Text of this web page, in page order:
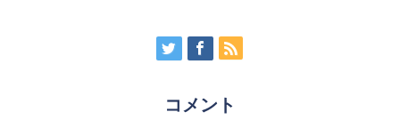
コメント